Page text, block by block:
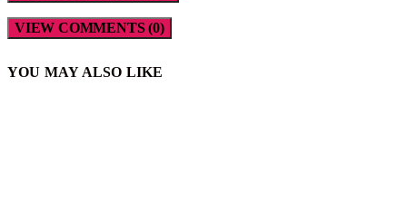
VIEW COMMENTS (0)
YOU MAY ALSO LIKE